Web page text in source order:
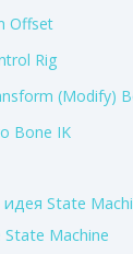
Offset
Rig
(Modify)
Bone IK
State
Machine